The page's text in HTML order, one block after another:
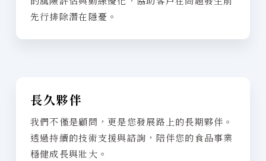
先行排除潛在隱憂。
長久夥伴
我們不僅是顧問，更是您發展路上的長期夥伴。
透過持續的技術支援與諮詢，陪伴您的食品事業
穩健成長與壯大。